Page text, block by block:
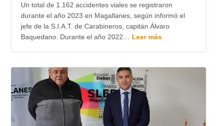
Un total de 1.162 accidentes viales se registraron
durante el año 2023 en Magallanes, según informó el
jefe de la S.I.A.T. de Carabineros, capitán Álvaro
Baquedano. Durante el año 2022… Leer más